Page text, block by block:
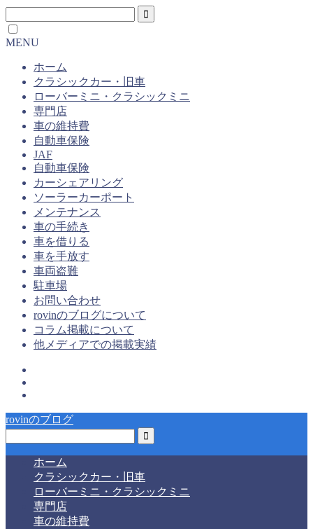
MENU
ホーム
クラシックカー・旧車
ローバーミニ・クラシックミニ
専門店
車の維持費
自動車保険
JAF
自動車保険
カーシェアリング
ソーラーカーポート
メンテナンス
車の手続き
車を借りる
車を手放す
車両盗難
駐車場
お問い合わせ
rovinのブログについて
コラム掲載について
他メディアでの掲載実績
rovinのブログ
ホーム
クラシックカー・旧車
ローバーミニ・クラシックミニ
専門店
車の維持費